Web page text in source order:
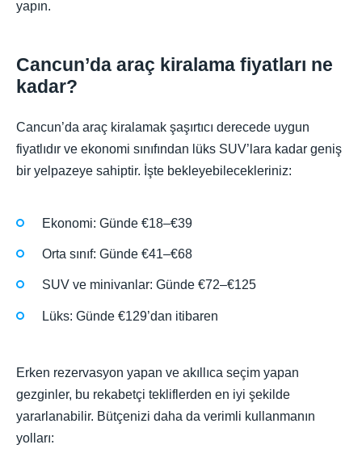
yapın.
Cancun’da araç kiralama fiyatları ne
kadar?
Cancun’da araç kiralamak şaşırtıcı derecede uygun
fiyatlıdır ve ekonomi sınıfından lüks SUV’lara kadar geniş
bir yelpazeye sahiptir. İşte bekleyebilecekleriniz:
Ekonomi: Günde €18–€39
Orta sınıf: Günde €41–€68
SUV ve minivanlar: Günde €72–€125
Lüks: Günde €129’dan itibaren
Erken rezervasyon yapan ve akıllıca seçim yapan
gezginler, bu rekabetçi tekliflerden en iyi şekilde
yararlanabilir. Bütçenizi daha da verimli kullanmanın
yolları: